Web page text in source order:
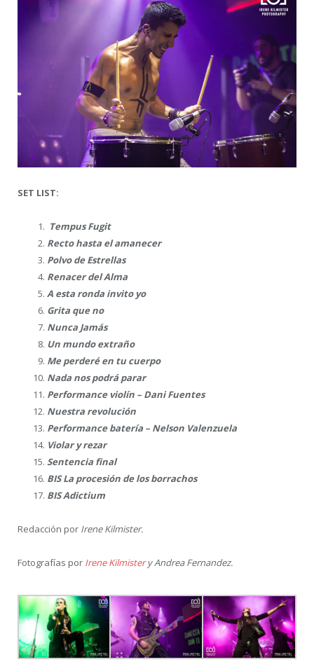
SET LIST:
Tempus Fugit
Recto hasta el amanecer
Polvo de Estrellas
Renacer del Alma
A esta ronda invito yo
Grita que no
Nunca Jamás
Un mundo extraño
Me perderé en tu cuerpo
Nada nos podrá parar
Performance violín – Dani Fuentes
Nuestra revolución
Performance batería – Nelson Valenzuela
Violar y rezar
Sentencia final
BIS La procesión de los borrachos
BIS Adictium
Redacción por Irene Kilmister.
Fotografías por Irene Kilmistery Andrea Fernandez.